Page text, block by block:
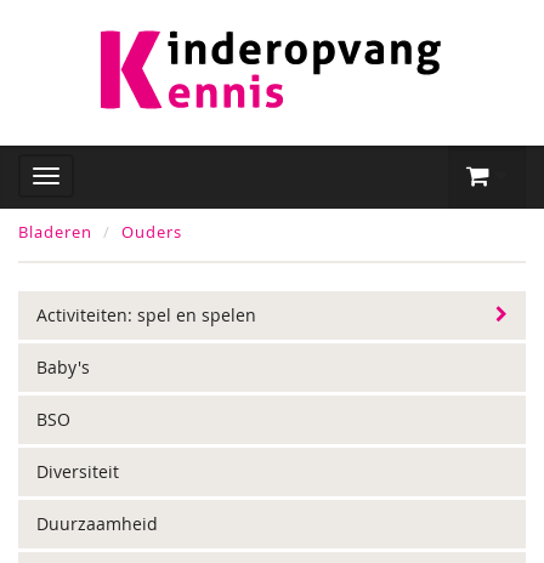
Bladeren Ouders
Activiteiten: spel en spelen
Baby's
BSO
Diversiteit
Duurzaamheid